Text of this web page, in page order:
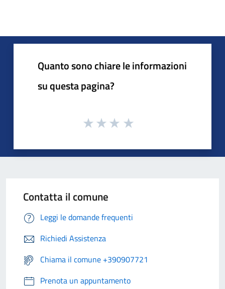
Quanto sono chiare le informazioni
su questa pagina?
Contatta il comune
Leggi le domande frequenti
Richiedi Assistenza
Chiama il comune +390907721
Prenota un appuntamento